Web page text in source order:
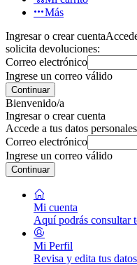
Más
Ingresar o crear cuenta
solicita devoluciones:
Correo electrónico
Ingrese un correo válido
Continuar
Bienvenido/a
Ingresar o crear cuenta
Accede a tus datos
Correo electrónico
Ingrese un correo válido
Continuar
Mi cuenta
Aquí podrás consultar
Mi Perfil
Revisa y edita tus